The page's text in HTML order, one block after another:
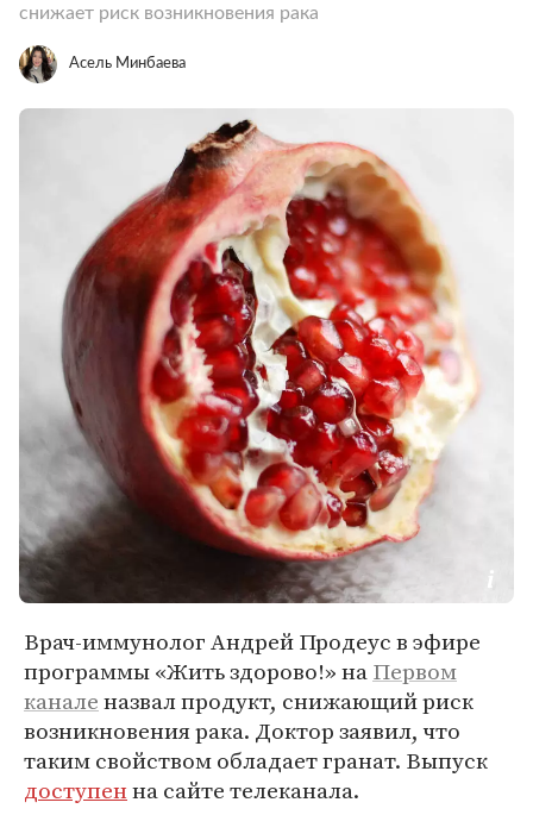
снижает риск возникновения рака
Асель Минбаева
Врач-иммунолог Андрей Продеус в эфире
программы «Жить здорово!» наПервом
каналеназвал продукт, снижающий риск
возникновения рака. Доктор заявил, что
таким свойством обладает гранат. Выпуск
доступенна сайте телеканала.